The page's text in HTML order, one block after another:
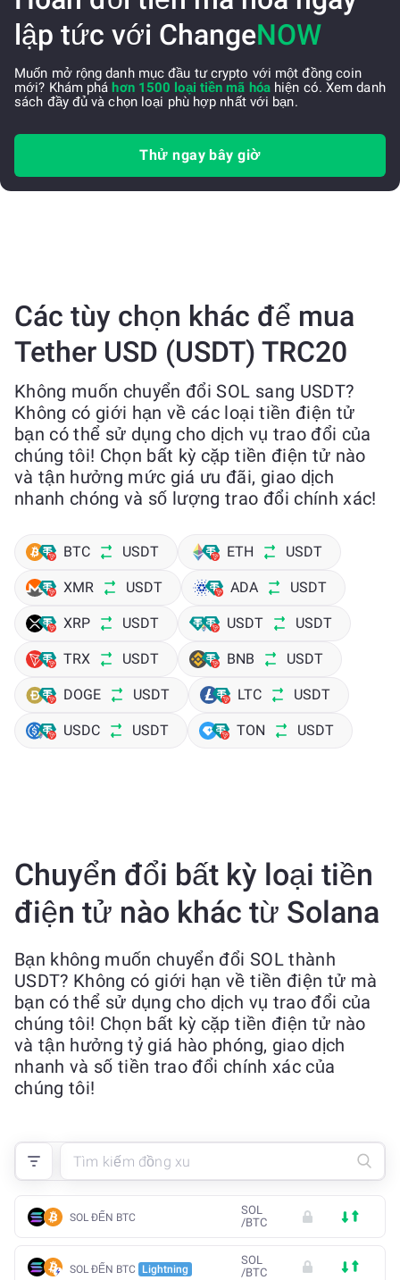
lập tức với ChangeNOW
Muốn mở rộng danh mục đầu tư crypto với một đồng coin
mới? Khám pháhơn 1500 loại tiền mã hóahiện có. Xem danh
sách đầy đủ và chọn loại phù hợp nhất với bạn.
Thử ngay bây giờ
Các tùy chọn khác để mua
Tether USD (USDT) TRC20
Không muốn chuyển đổi SOL sang USDT?
Không có giới hạn về các loại tiền điện tử
bạn có thể sử dụng cho dịch vụ trao đổi của
chúng tôi! Chọn bất kỳ cặp tiền điện tử nào
và tận hưởng mức giá ưu đãi, giao dịch
nhanh chóng và số lượng trao đổi chính xác!
BTC USDT ETH USDT
XMR USDT ADA USDT
XRP USDT USDT USDT
TRX USDT BNB USDT
DOGE USDT LTC USDT
USDC USDT TON USDT
Chuyển đổi bất kỳ loại tiền
điện tử nào khác từ Solana
Bạn không muốn chuyển đổi SOL thành
USDT? Không có giới hạn về tiền điện tử mà
bạn có thể sử dụng cho dịch vụ trao đổi của
chúng tôi! Chọn bất kỳ cặp tiền điện tử nào
và tận hưởng tỷ giá hào phóng, giao dịch
nhanh và số tiền trao đổi chính xác của
chúng tôi!
SOL ĐẾN BTC
SOL
/BTC
SOL ĐẾN BTC Lightning
SOL
/BTC